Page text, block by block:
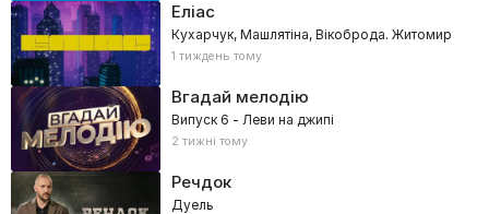
Еліас
Кухарчук, Машлятіна, Вікоброда. Житомир
1 тиждень тому
Вгадай мелодію
Випуск 6 - Леви на джипі
2 тижні тому
Речдок
Дуель